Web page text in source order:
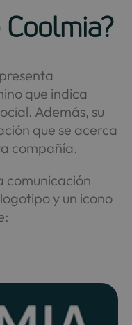
que indica
Además, su
que se acerca
compañía.
comunicación
y un icono